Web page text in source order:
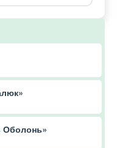
Оболонь»